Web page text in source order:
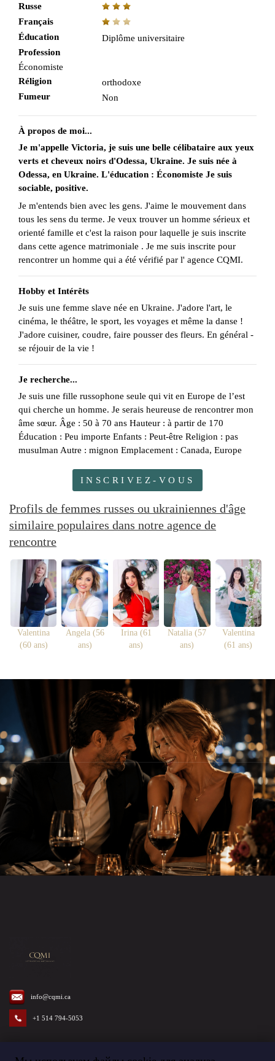
Russe
Français
Éducation
Diplôme universitaire
Profession
Économiste
Réligion
orthodoxe
Fumeur
Non
À propos de moi...
Je m'appelle Victoria, je suis une belle célibataire aux yeux
verts et cheveux noirs d'Odessa, Ukraine. Je suis née à
Odessa, en Ukraine. L'éducation : Économiste Je suis
sociable, positive.
Je m'entends bien avec les gens. J'aime le mouvement dans
tous les sens du terme. Je veux trouver un homme sérieux et
orienté famille et c'est la raison pour laquelle je suis inscrite
dans cette agence matrimoniale . Je me suis inscrite pour
rencontrer un homme qui a été vérifié par l' agence CQMI.
Hobby et Intérêts
Je suis une femme slave née en Ukraine. J'adore l'art, le
cinéma, le théâtre, le sport, les voyages et même la danse !
J'adore cuisiner, coudre, faire pousser des fleurs. En général -
se réjouir de la vie !
Je recherche...
Je suis une fille russophone seule qui vit en Europe de l’est
qui cherche un homme. Je serais heureuse de rencontrer mon
âme sœur. Âge : 50 à 70 ans Hauteur : à partir de 170
Éducation : Peu importe Enfants : Peut-être Religion : pas
musulman Autre : mignon Emplacement : Canada, Europe
INSCRIVEZ-VOUS
Profils de femmes russes ou ukrainiennes d'âge
similaire populaires dans notre agence de
rencontre
Valentina
(60 ans)
Angela (56
ans)
Irina (61
ans)
Natalia (57
ans)
Valentina
(61 ans)
info@cqmi.ca
+1 514 794-5053